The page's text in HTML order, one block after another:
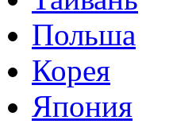
Польша
Корея
Япония